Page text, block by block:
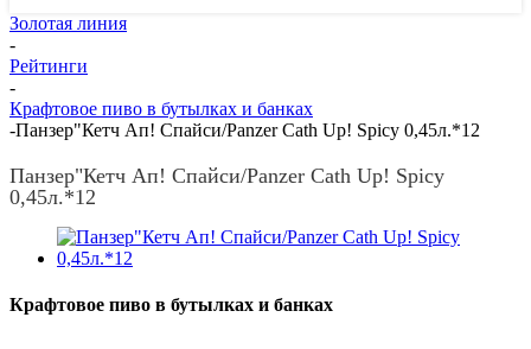
Золотая линия
-
Рейтинги
-
Крафтовое пиво в бутылках и банках
-Панзер"Кетч Ап! Спайси/Panzer Cath Up! Spicy 0,45л.*12
Панзер"Кетч Ап! Спайси/Panzer Cath Up! Spicy
0,45л.*12
Крафтовое пиво в бутылках и банках